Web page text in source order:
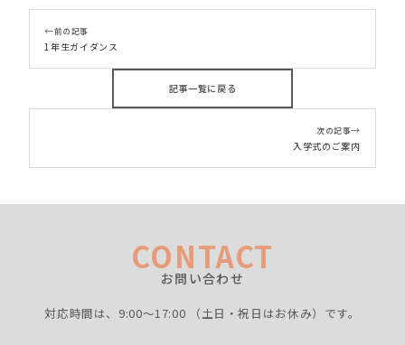
←前の記事
1年生ガイダンス
記事一覧に戻る
次の記事→
入学式のご案内
CONTACT
お問い合わせ
対応時間は、9:00〜17:00 （土日・祝日はお休み）です。